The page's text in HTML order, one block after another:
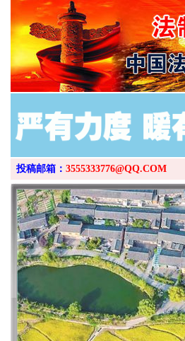
投稿邮箱： 3555333776@QQ.COM